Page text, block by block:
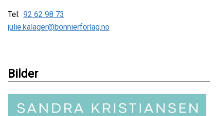
Tel: 92 62 98 73
julie.kalager@bonnierforlag.no
Bilder